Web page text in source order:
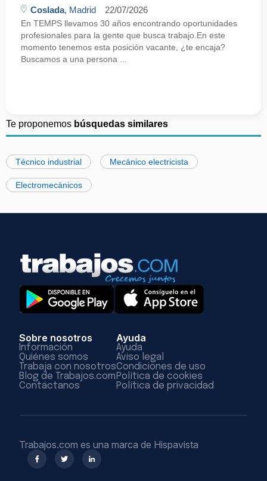
Coslada, Madrid 22/07/2026
En TEMPS llevamos 30 años encontrando oportunidades
profesionales para la gente que busca trabajo.En este
momento tenemos esta posición vacante, ¿te encaja?
Buscamos a una persona ...
Te proponemos búsquedas similares
Técnico industrial Mecánico electricista
Electromecánicos
Sobre nosotros
Información
Quiénes somos
Trabaja con nosotros
Blog de Trabajos.com
Contáctanos
Ayuda
Ayuda
Aviso legal
Condiciones de uso
Política de cookies
Política de privacidad
Trabajos.com es una marca de Hispavista